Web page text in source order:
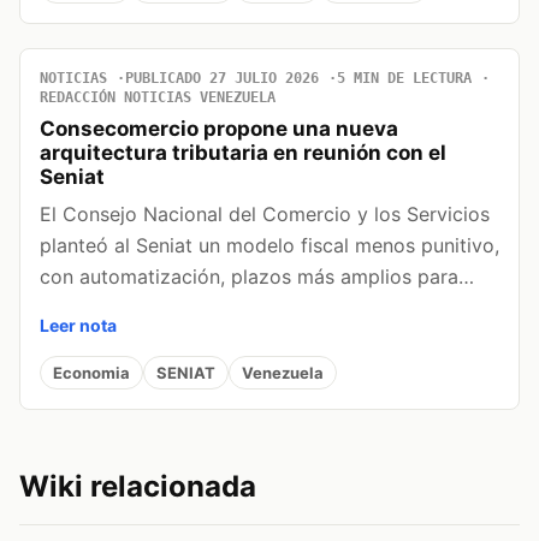
NOTICIAS PUBLICADO 27 JULIO 2026
5 MIN DE LECTURA
REDACCIÓN NOTICIAS VENEZUELA
Consecomercio propone una nueva
arquitectura tributaria en reunión con el
Seniat
El Consejo Nacional del Comercio y los Servicios
planteó al Seniat un modelo fiscal menos punitivo,
con automatización, plazos más amplios para…
Leer nota
Economia SENIAT Venezuela
Wiki relacionada